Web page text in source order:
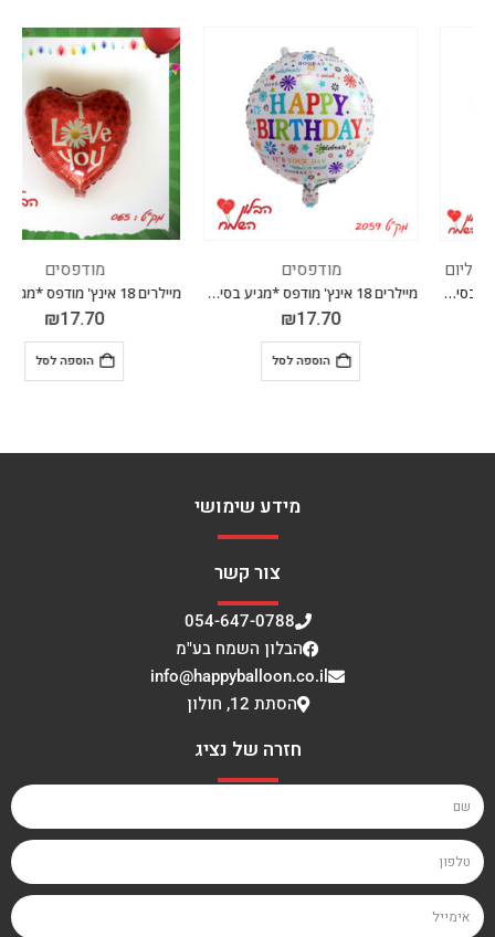
מודפסים
מיילרים 18 אינץ' מודפס *מגיע בסיטונאות חבילה של 5 יח' *
₪
הוספה לסל
מודפסים
מיילרים 18 אינץ' מודפס *מגיע בסיטונאות חבילה של 5 יח'*
₪
הוספה לסל
מידע שימושי
צור קשר
054-647-0788
הבלון השמח בע"מ
info@happyballoon.co.il
הסתת 12, חולון
חזרה של נציג